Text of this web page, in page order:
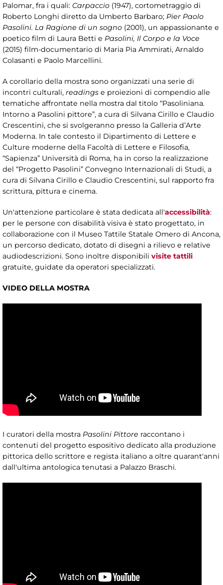
Palomar, fra i quali: Carpaccio (1947), cortometraggio di
Roberto Longhi diretto da Umberto Barbaro; Pier Paolo
Pasolini. La Ragione di un sogno (2001), un appassionante e
poetico film di Laura Betti e Pasolini, Il Corpo e la Voce
(2015) film-documentario di Maria Pia Ammirati, Arnaldo
Colasanti e Paolo Marcellini.
A corollario della mostra sono organizzati una serie di
incontri culturali, readings e proiezioni di compendio alle
tematiche affrontate nella mostra dal titolo “Pasoliniana.
Intorno a Pasolini pittore”, a cura di Silvana Cirillo e Claudio
Crescentini, che si svolgeranno presso la Galleria d’Arte
Moderna. In tale contesto il Dipartimento di Lettere e
Culture moderne della Facoltà di Lettere e Filosofia,
“Sapienza” Università di Roma, ha in corso la realizzazione
del “Progetto Pasolini” Convegno Internazionali di Studi, a
cura di Silvana Cirillo e Claudio Crescentini, sul rapporto fra
scrittura, pittura e cinema.
Un'attenzione particolare è stata dedicata all'accessibilità:
per le persone con disabilità visiva è stato progettato, in
collaborazione con il Museo Tattile Statale Omero di Ancona,
un percorso dedicato, dotato di disegni a rilievo e relative
audiodescrizioni. Sono inoltre disponibili visite tattili
gratuite, guidate da operatori specializzati.
VIDEO DELLA MOSTRA
I curatori della mostra Pasolini Pittore raccontano i
contenuti del progetto espositivo dedicato alla produzione
pittorica dello scrittore e regista italiano a oltre quarant'anni
dall'ultima antologica tenutasi a Palazzo Braschi.